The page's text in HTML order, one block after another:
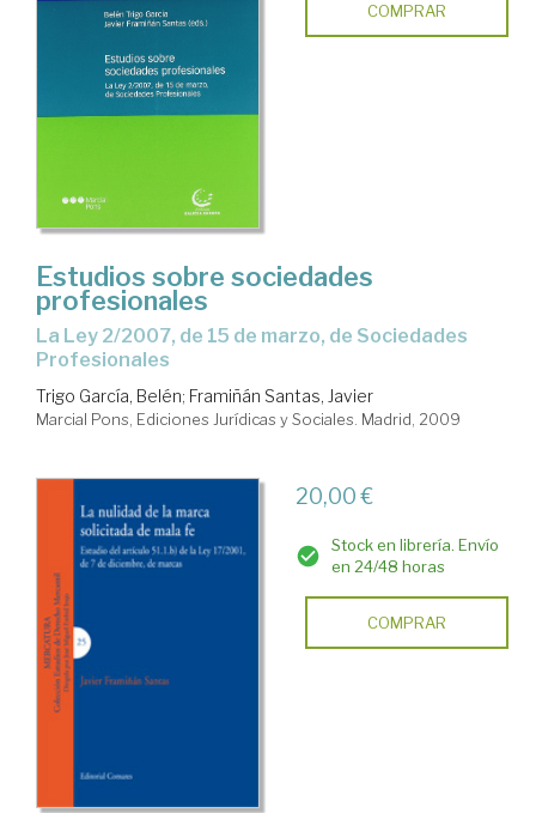
COMPRAR
Estudios sobre sociedades
profesionales
la Ley 2/2007, de 15 de marzo, de Sociedades
Profesionales
Trigo García, Belén; Framiñán Santas, Javier
Marcial Pons, Ediciones Jurídicas y Sociales. Madrid, 2009
20,00 €
Stock en librería. Envío
en 24/48 horas
COMPRAR